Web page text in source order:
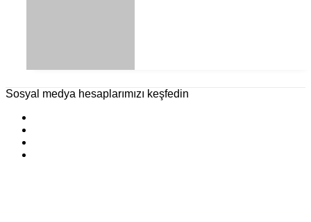
Sosyal medya hesaplarımızı keşfedin